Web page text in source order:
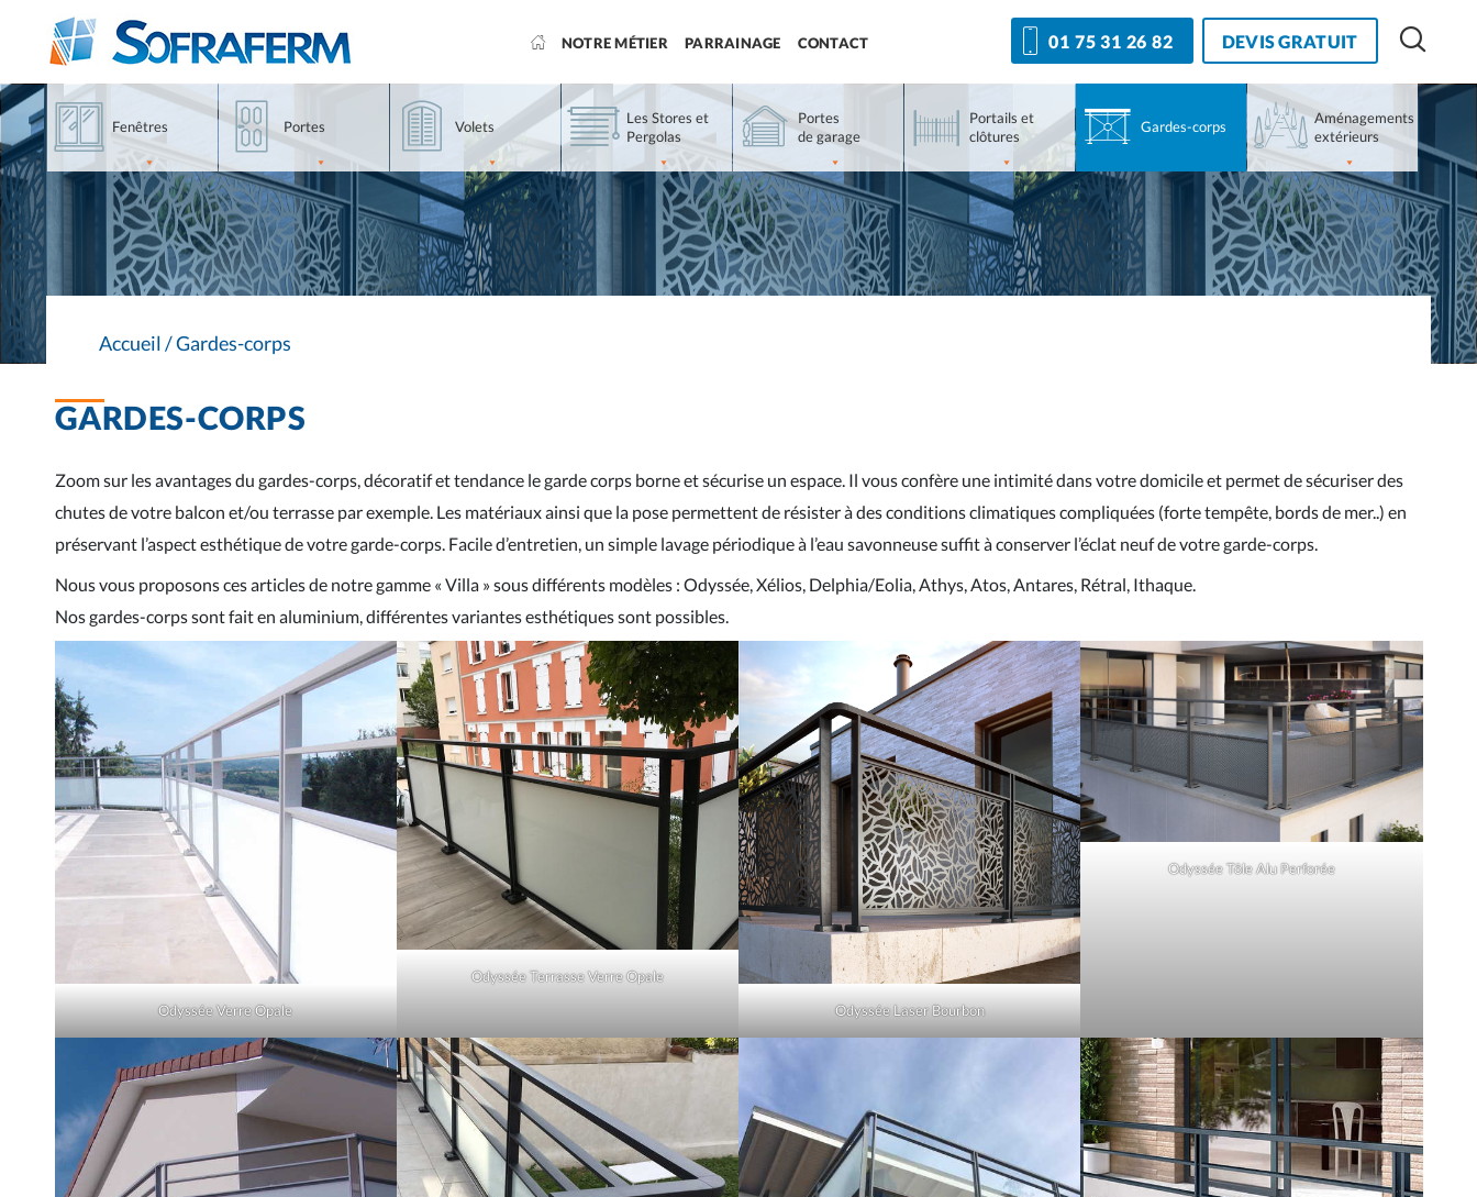
contenu
principale
menu
haut
produits
NOTRE MÉTIER PARRAINAGE CONTACT 01 75 31 26 82 DEVIS GRATUIT
Fenêtres Portes Volets
Les Stores et
Pergolas
Portes
de garage
Portails et
clôtures
Gardes-corps
Aménagements
extérieurs
Accueil/Gardes-corps
GARDES-CORPS
Zoom sur les avantages du gardes-corps, décoratif et tendance le garde corps borne et sécurise un espace. Il vous confère une intimité dans votre domicile et permet de sécuriser des
chutes de votre balcon et/ou terrasse par exemple. Les matériaux ainsi que la pose permettent de résister à des conditions climatiques compliquées (forte tempête, bords de mer..) en
préservant l’aspect esthétique de votre garde-corps. Facile d’entretien, un simple lavage périodique à l’eau savonneuse suffit à conserver l’éclat neuf de votre garde-corps.
Nous vous proposons ces articles de notre gamme « Villa » sous différents modèles : Odyssée, Xélios, Delphia/Eolia, Athys, Atos, Antares, Rétral, Ithaque.
Nos gardes-corps sont fait en aluminium, différentes variantes esthétiques sont possibles.
Odyssée Verre Opale
Odyssée Terrasse Verre Opale
Odyssée Laser Bourbon
Odyssée Tôle Alu Perforée